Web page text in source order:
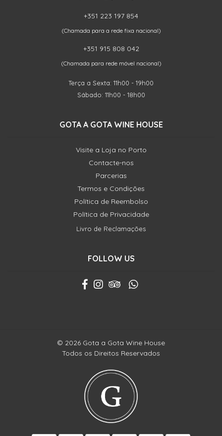
+351 223 197 854
(Chamada para a rede fixa nacional)
+351 915 808 042
(Chamada para rede móvel nacional)
Terça a Sexta: 11h00 - 19h00
Sábado: 11h00 - 18h00
GOTA A GOTA WINE HOUSE
Visite a Loja no Porto
Contacte-nos
Parcerias
Termos e Condições
Política de Reembolso
Política de Privacidade
Livro de Reclamações
FOLLOW US
© 2026 Gota a Gota Wine House
Todos os Direitos Reservados